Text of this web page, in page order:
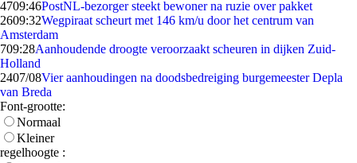
4709:46PostNL-bezorger steekt bewoner na ruzie over pakket
2609:32Wegpiraat scheurt met 146 km/u door het centrum van
Amsterdam
709:28Aanhoudende droogte veroorzaakt scheuren in dijken Zuid-
Holland
2407/08Vier aanhoudingen na doodsbedreiging burgemeester Depla
van Breda
Font-grootte:
Normaal
Kleiner
regelhoogte :